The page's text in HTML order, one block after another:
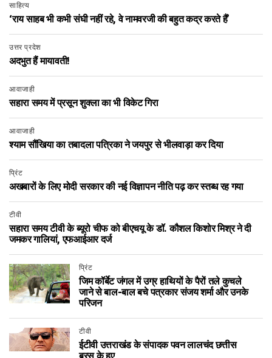
साहित्य
‘राय साहब भी कभी संघी नहीं रहे, वे नामवरजी की बहुत कद्र करते हैं’
उत्तर प्रदेश
अदभुत हैं मायावती!
आवाजाही
सहारा समय में प्रसून शुक्ला का भी विकेट गिरा
आवाजाही
श्याम सौंखिया का तबादला पत्रिका ने जयपुर से भीलवाड़ा कर दिया
प्रिंट
अखबारों के लिए मोदी सरकार की नई विज्ञापन नीति पढ़ कर स्तब्ध रह गया
टीवी
सहारा समय टीवी के ब्यूरो चीफ को बीएचयू के डॉ. कौशल किशोर मिश्र ने दी
जमकर गालियां, एफआईआर दर्ज
प्रिंट
जिम कॉर्बेट जंगल में उग्र हाथियों के पैरों तले कुचले
जाने से बाल-बाल बचे पत्रकार संजय शर्मा और उनके
परिजन
टीवी
ईटीवी उत्तराखंड के संपादक पवन लालचंद छत्तीस